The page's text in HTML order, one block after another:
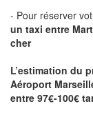
- Pour réserver
un taxi entre
cher
L’estimation du
Aéroport
entre 97€-100€